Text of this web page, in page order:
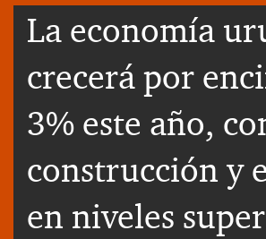
La economía
crecerá por
3% este año,
construcción y
en niveles